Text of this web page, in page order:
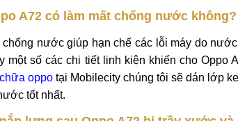
các đồ vật sắc nhọn khác khiến kính lưng bị
lên từ các vật nặng khiến nắp lưng hư hỏng.
lưng bị vỡ, trầy xước, cấn đó là thay kính
dùng ốp lưng, dán các miếng dán chống
lượng hãy tới ngay Mobilecity để được trải